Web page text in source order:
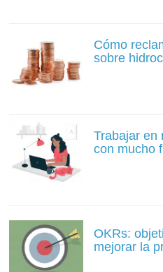
Cómo
sobre
Trabajar en
con mucho
OKRs:
mejorar la